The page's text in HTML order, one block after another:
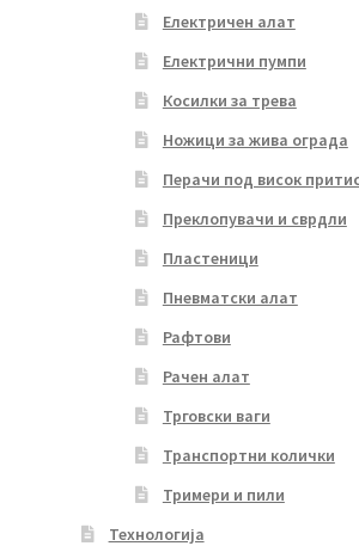
Електричен алат
Електрични пумпи
Косилки за трева
Ножици за жива ограда
Перачи под висок
Преклопувачи и сврдли
Пластеници
Пневматски алат
Рафтови
Рачен алат
Трговски ваги
Транспортни колички
Тримери и пили
Технологија